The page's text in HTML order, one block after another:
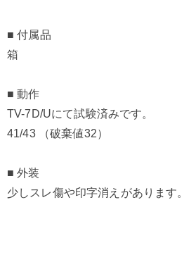
■ 付属品
箱
■ 動作
TV-7D/Uにて試験済みです。
41/43 （破棄値32）
■ 外装
少しスレ傷や印字消えがあります。